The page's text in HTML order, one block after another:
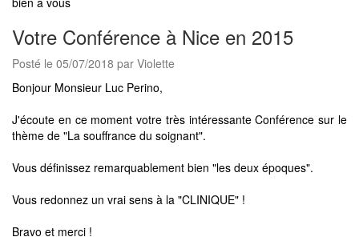
Votre Conférence à Nice en 2015
Posté le 05/07/2018 par Violette
Bonjour Monsieur Luc Perino,
J'écoute en ce moment votre très intéressante Conférence sur le
thème de "La souffrance du soignant".
Vous définissez remarquablement bien "les deux époques".
Vous redonnez un vrai sens à la "CLINIQUE" !
Bravo et merci !